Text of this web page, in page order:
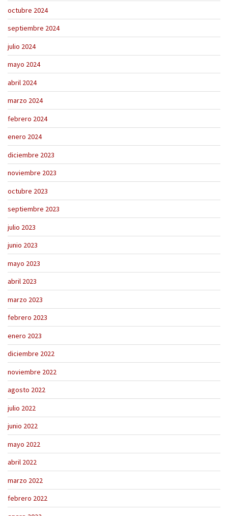
octubre 2024
septiembre 2024
julio 2024
mayo 2024
abril 2024
marzo 2024
febrero 2024
enero 2024
diciembre 2023
noviembre 2023
octubre 2023
septiembre 2023
julio 2023
junio 2023
mayo 2023
abril 2023
marzo 2023
febrero 2023
enero 2023
diciembre 2022
noviembre 2022
agosto 2022
julio 2022
junio 2022
mayo 2022
abril 2022
marzo 2022
febrero 2022